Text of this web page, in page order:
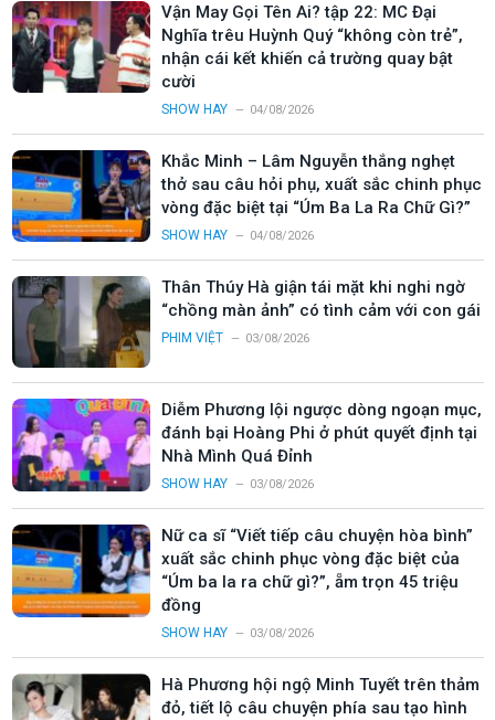
Vận May Gọi Tên Ai? tập 22: MC Đại
Nghĩa trêu Huỳnh Quý “không còn trẻ”,
nhận cái kết khiến cả trường quay bật
cười
SHOW HAY 04/08/2026
Khắc Minh – Lâm Nguyễn thắng nghẹt
thở sau câu hỏi phụ, xuất sắc chinh phục
vòng đặc biệt tại “Úm Ba La Ra Chữ Gì?”
SHOW HAY 04/08/2026
Thân Thúy Hà giận tái mặt khi nghi ngờ
“chồng màn ảnh” có tình cảm với con gái
PHIM VIỆT 03/08/2026
Diễm Phương lội ngược dòng ngoạn mục,
đánh bại Hoàng Phi ở phút quyết định tại
Nhà Mình Quá Đỉnh
SHOW HAY 03/08/2026
Nữ ca sĩ “Viết tiếp câu chuyện hòa bình”
xuất sắc chinh phục vòng đặc biệt của
“Úm ba la ra chữ gì?”, ẵm trọn 45 triệu
đồng
SHOW HAY 03/08/2026
Hà Phương hội ngộ Minh Tuyết trên thảm
đỏ, tiết lộ câu chuyện phía sau tạo hình